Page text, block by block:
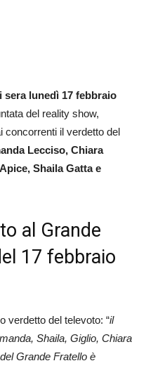
lunedì 17 febbraio
del reality show,
il verdetto del
Lecciso, Chiara
Shaila Gatta e
al Grande
17 febbraio
verdetto del televoto: “il
Shaila, Giglio, Chiara
Grande Fratello è